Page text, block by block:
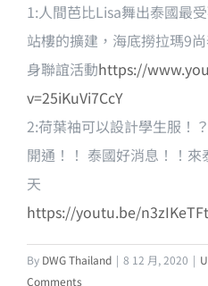
1:人間芭比Lisa舞出泰國最
站樓的擴建，海底撈拉瑪9
身聯誼活動https://
v=25iKuVi7CcY
2:荷葉袖可以設計學生服！
開通！！ 泰國好消息！！
天
https://youtu.be/
By DWG Thailand | 8 12 月, 2020 |
Comments